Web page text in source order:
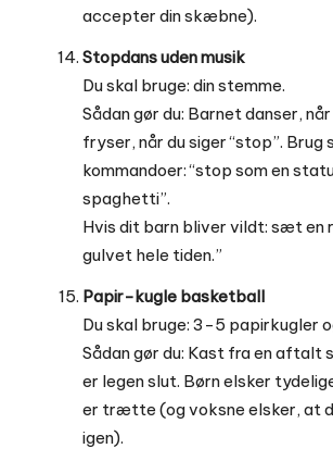
accepter din skæbne).
Stopdans uden musik
Du skal bruge: din stemme.
Sådan gør du: Barnet danser, når
fryser, når du siger “stop”. Brug
kommandoer: “stop som en
spaghetti”.
Hvis dit barn bliver vildt: sæt en
gulvet hele tiden.”
Papir-kugle basketball
Du skal bruge: 3-5 papirkugler
Sådan gør du: Kast fra en aftalt
er legen slut. Børn elsker
er trætte (og voksne elsker, at
igen).